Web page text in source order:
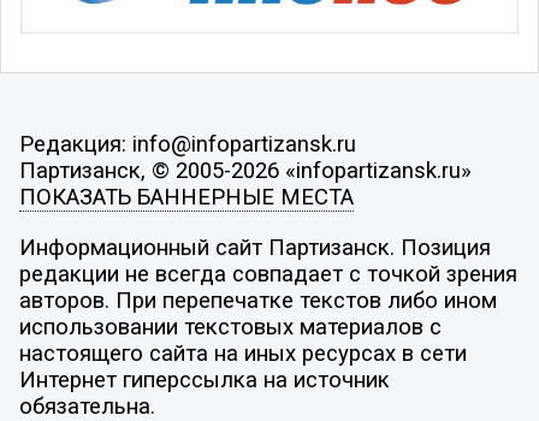
Редакция: info@infopartizansk.ru
Партизанск, © 2005-2026 «infopartizansk.ru»
ПОКАЗАТЬ БАННЕРНЫЕ МЕСТА
Информационный сайт Партизанск. Позиция
редакции не всегда совпадает с точкой зрения
авторов. При перепечатке текстов либо ином
использовании текстовых материалов с
настоящего сайта на иных ресурсах в сети
Интернет гиперссылка на источник
обязательна.